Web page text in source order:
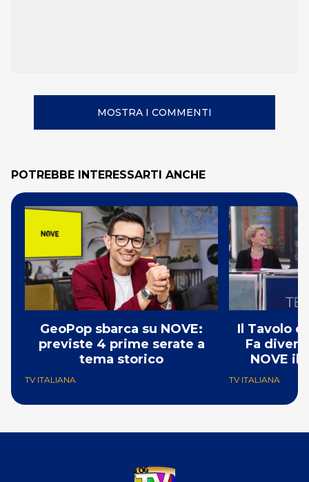
MOSTRA I COMMENTI
POTREBBE INTERESSARTI ANCHE
GeoPop sbarca su NOVE:
previste 4 prime serate a
tema storico
TV ITALIANA
Il Tavolo
Fa
NOVE il
TV ITALIANA